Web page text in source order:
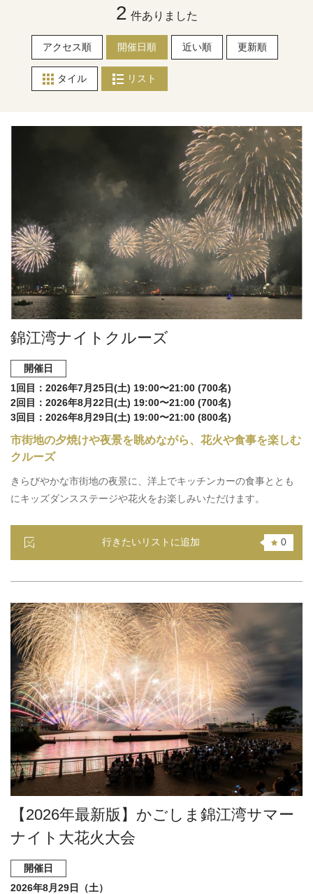
2 件ありました
アクセス順 開催日順 近い順 更新順
タイル リスト
錦江湾ナイトクルーズ
開催日
1回目：2026年7月25日(土) 19:00〜21:00 (700名)
2回目：2026年8月22日(土) 19:00〜21:00 (700名)
3回目：2026年8月29日(土) 19:00〜21:00 (800名)
市街地の夕焼けや夜景を眺めながら、花火や食事を楽しむ
クルーズ
きらびやかな市街地の夜景に、洋上でキッチンカーの食事ととも
にキッズダンスステージや花火をお楽しみいただけます。
行きたいリストに追加 0
【2026年最新版】かごしま錦江湾サマー
ナイト大花火大会
開催日
2026年8月29日（土）